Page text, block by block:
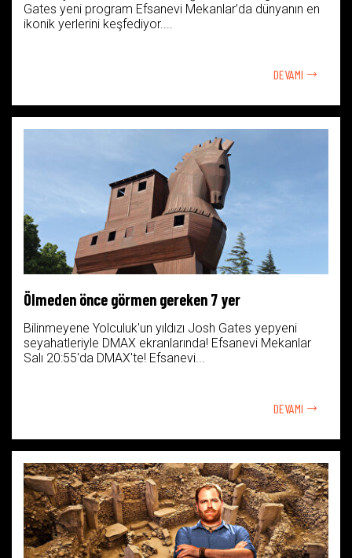
Gates yeni program Efsanevi Mekanlar’da dünyanın en
ikonik yerlerini keşfediyor....
DEVAMI
Ölmeden önce görmen gereken 7 yer
Bilinmeyene Yolculuk'un yıldızı Josh Gates yepyeni
seyahatleriyle DMAX ekranlarında! Efsanevi Mekanlar
Salı 20:55'da DMAX'te! Efsanevi...
DEVAMI